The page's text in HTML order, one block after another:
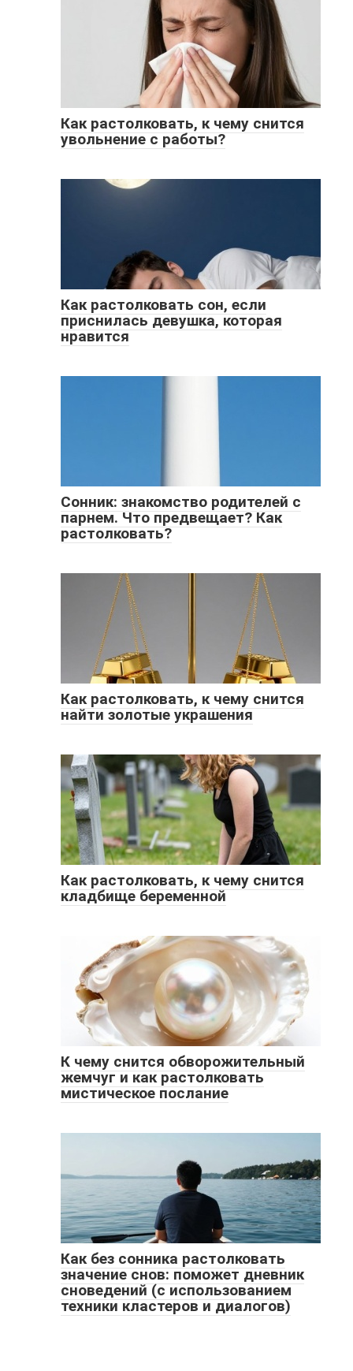
Как растолковать, к чему снится
увольнение с работы?
Как растолковать сон, если
приснилась девушка, которая
нравится
Сонник: знакомство родителей с
парнем. Что предвещает? Как
растолковать?
Как растолковать, к чему снится
найти золотые украшения
Как растолковать, к чему снится
кладбище беременной
К чему снится обворожительный
жемчуг и как растолковать
мистическое послание
Как без сонника растолковать
значение снов: поможет дневник
сноведений (с использованием
техники кластеров и диалогов)